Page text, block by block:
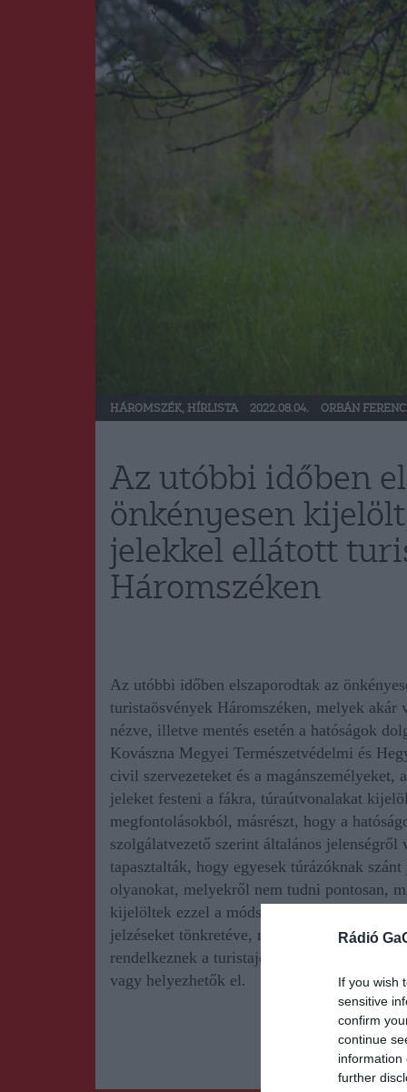
Rádió
If you wish
sensitive
confirm
continue
information
further
HÁROMSZÉK, HÍRLISTA 2022.08.04. ORBÁN
Az utóbbi időben
önkényesen
jelekkel ellátott
Háromszéken
Az utóbbi időben elszaporodtak az
turistaösvények Háromszéken, melyek akár
nézve, illetve mentés esetén a hatóságok
Kovászna Megyei Természetvédelmi és
civil szervezeteket és a
jeleket festeni a fákra, túraútvonalakat
megfontolásokból, másrészt, hogy a
szolgálatvezető szerint általános
tapasztalták, hogy egyesek túrázóknak
olyanokat, melyekről nem tudni pontosan,
kijelöltek ezzel a módszerrel. Olyat is
jelzéseket tönkretéve, másokkal
rendelkeznek a turistajelzésekről, illetve
vagy helyezhetők el.